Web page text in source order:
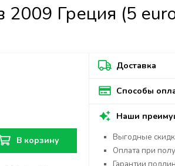
2009 Греция (5
В корзину
Доставка
Способы
Наши
Выгодные
Оплата при